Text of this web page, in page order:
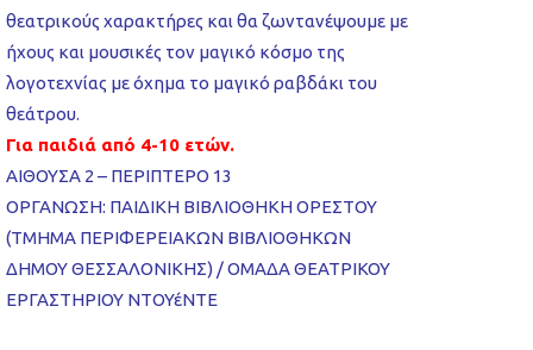
θεατρικούς χαρακτήρες και θα ζωντανέψουμε με
ήχους και μουσικές τον μαγικό κόσμο της
λογοτεχνίας με όχημα το μαγικό ραβδάκι του
θεάτρου.
Για παιδιά από 4-10 ετών.
ΑΙΘΟΥΣΑ 2 – ΠΕΡΙΠΤΕΡΟ 13
ΟΡΓΑΝΩΣΗ: ΠΑΙΔΙΚΗ ΒΙΒΛΙΟΘΗΚΗ ΟΡΕΣΤΟΥ
(ΤΜΗΜΑ ΠΕΡΙΦΕΡΕΙΑΚΩΝ ΒΙΒΛΙΟΘΗΚΩΝ
ΔΗΜΟΥ ΘΕΣΣΑΛΟΝΙΚΗΣ) /ΟΜΑΔΑ ΘΕΑΤΡΙΚΟΥ
ΕΡΓΑΣΤΗΡΙΟΥ ΝΤΟΥέΝΤΕ